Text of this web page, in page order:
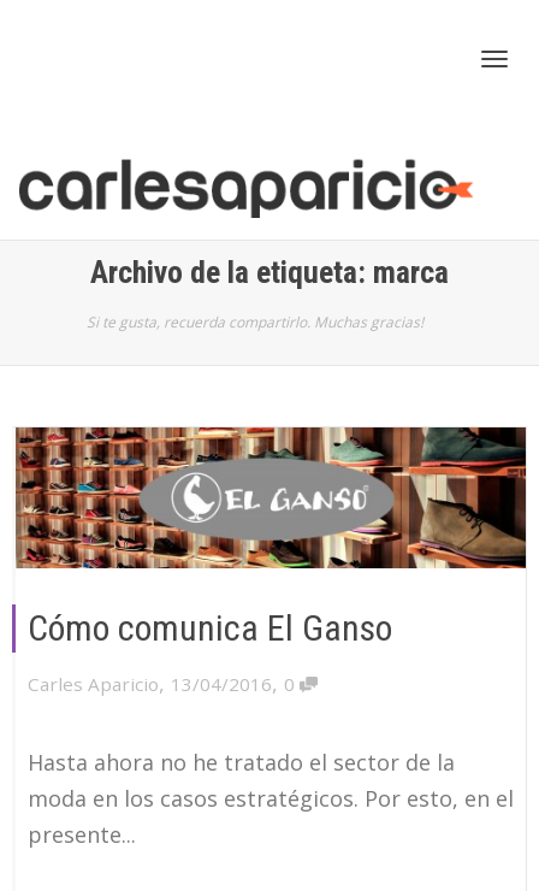
Archivo de la etiqueta: marca
Si te gusta, recuerda compartirlo. Muchas gracias!
Cómo comunica El Ganso
Carles Aparicio, 13/04/2016, 0
Hasta ahora no he tratado el sector de la
moda en los casos estratégicos. Por esto, en el
presente...